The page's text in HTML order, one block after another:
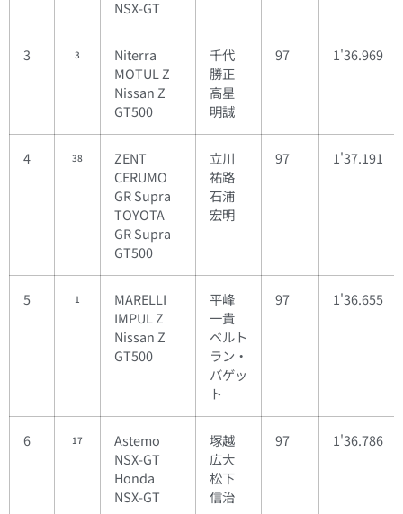
NSX-GT
3 3
Niterra
MOTUL Z
Nissan Z
GT500
千代
勝正
高星
明誠
97 1'36.969
4 38
ZENT
CERUMO
GR Supra
TOYOTA
GR Supra
GT500
立川
祐路
石浦
宏明
97 1'37.191
5 1
MARELLI
IMPUL Z
Nissan Z
GT500
平峰
一貴
ベルト
ラン・
バゲッ
ト
97 1'36.655
6 17
Astemo
NSX-GT
Honda
NSX-GT
塚越
広大
松下
信治
97 1'36.786